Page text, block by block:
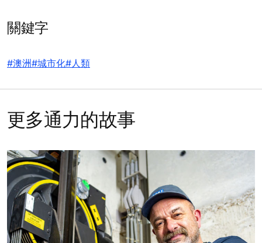
關鍵字
#澳洲#城市化#人類
更多通力的故事